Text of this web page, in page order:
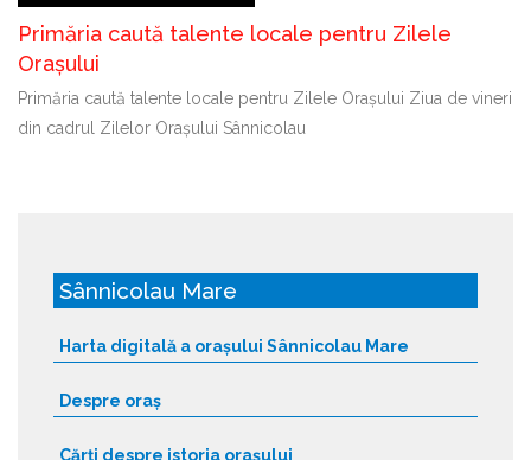
Primăria caută talente locale pentru Zilele
Orașului
Primăria caută talente locale pentru Zilele Orașului Ziua de vineri
din cadrul Zilelor Orașului Sânnicolau
Sânnicolau Mare
Harta digitală a orașului Sânnicolau Mare
Despre oraș
Cărți despre istoria orașului